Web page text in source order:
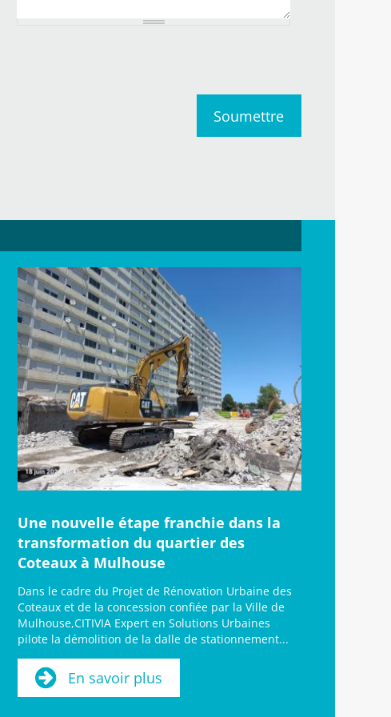
Une nouvelle étape franchie dans la
transformation du quartier des
Coteaux à Mulhouse
Dans le cadre du Projet de Rénovation Urbaine des
Coteaux et de la concession confiée par la Ville de
Mulhouse,CITIVIA Expert en Solutions Urbaines
pilote la démolition de la dalle de stationnement...
En savoir plus